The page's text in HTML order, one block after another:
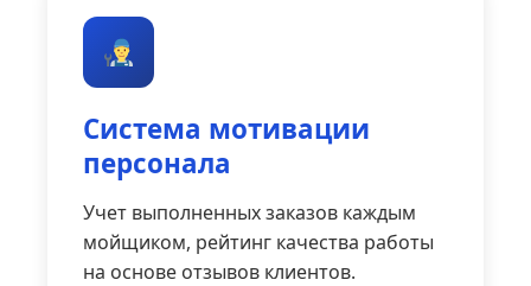
Система мотивации
персонала
Учет выполненных заказов каждым
мойщиком, рейтинг качества работы
на основе отзывов клиентов.